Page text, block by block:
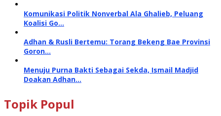
Komunikasi Politik Nonverbal Ala Ghalieb, Peluang
Koalisi Go…
Adhan & Rusli Bertemu: Torang Bekeng Bae Provinsi
Goron…
Menuju Purna Bakti Sebagai Sekda, Ismail Madjid
Doakan Adhan…
Topik Popul